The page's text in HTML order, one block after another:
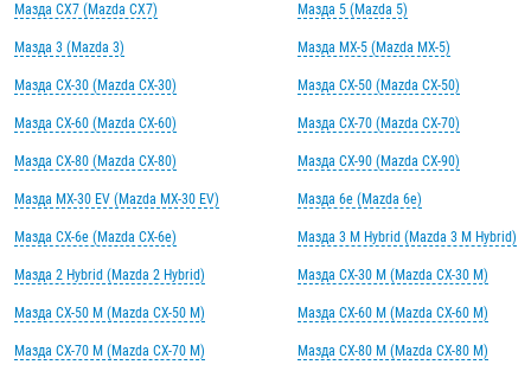
Мазда CX7 (Mazda CX7)
Мазда 3 (Mazda 3)
Мазда CX-30 (Mazda CX-30)
Мазда CX-60 (Mazda CX-60)
Мазда CX-80 (Mazda CX-80)
Мазда MX-30 EV (Mazda MX-30 EV)
Мазда CX-6e (Mazda CX-6e)
Мазда 2 Hybrid (Mazda 2 Hybrid)
Мазда CX-50 M (Mazda CX-50 M)
Мазда CX-70 M (Mazda CX-70 M)
Мазда 5 (Mazda 5)
Мазда MX-5 (Mazda MX-5)
Мазда CX-50 (Mazda CX-50)
Мазда CX-70 (Mazda CX-70)
Мазда CX-90 (Mazda CX-90)
Мазда 6e (Mazda 6e)
Мазда 3 M Hybrid (Mazda 3 M Hybrid)
Мазда CX-30 M (Mazda CX-30 M)
Мазда CX-60 M (Mazda CX-60 M)
Мазда CX-80 M (Mazda CX-80 M)